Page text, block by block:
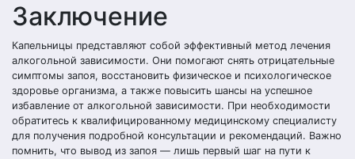
Заключение
Капельницы представляют собой эффективный метод лечения
алкогольной зависимости. Они помогают снять отрицательные
симптомы запоя, восстановить физическое и психологическое
здоровье организма, а также повысить шансы на успешное
избавление от алкогольной зависимости. При необходимости
обратитесь к квалифицированному медицинскому специалисту
для получения подробной консультации и рекомендаций. Важно
помнить, что вывод из запоя — лишь первый шаг на пути к